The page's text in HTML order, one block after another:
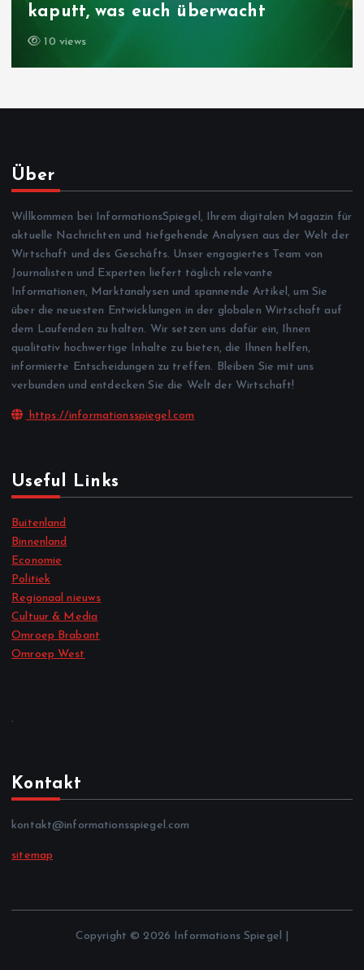
kaputt, was euch überwacht
10 views
Über
Willkommen bei InformationsSpiegel, Ihrem digitalen Magazin für
aktuelle Nachrichten und tiefgehende Analysen aus der Welt der
Wirtschaft und des Geschäfts. Unser engagiertes Team von
Journalisten und Experten liefert täglich relevante
Informationen, Marktanalysen und spannende Artikel, um Sie
über die neuesten Entwicklungen in der globalen Wirtschaft auf
dem Laufenden zu halten. Wir setzen uns dafür ein, Ihnen
qualitativ hochwertige Inhalte zu bieten, die Ihnen helfen,
informierte Entscheidungen zu treffen. Bleiben Sie mit uns
verbunden und entdecken Sie die Welt der Wirtschaft!
https://informationsspiegel.com
Useful Links
Buitenland
Binnenland
Economie
Politiek
Regionaal nieuws
Cultuur & Media
Omroep Brabant
Omroep West
.
Kontakt
kontakt@informationsspiegel.com
sitemap
Copyright © 2026 Informations Spiegel |